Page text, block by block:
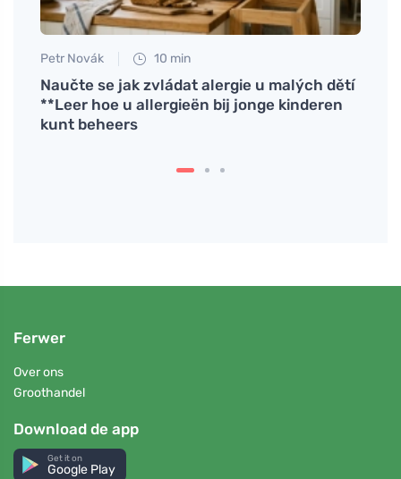
Petr Novák 10 min
Naučte se jak zvládat alergie u malých dětí
**Leer hoe u allergieën bij jonge kinderen
kunt beheers
Ferwer
Over ons
Groothandel
Download de app
Get it on
Google Play